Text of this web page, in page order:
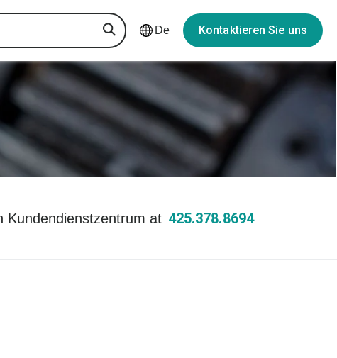
De Kontaktieren Sie uns
Kundendienstzentrum at 425.378.8694